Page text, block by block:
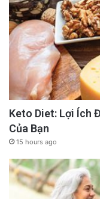
Keto Diet: Lợi Ích
Của Bạn
15 hours ago